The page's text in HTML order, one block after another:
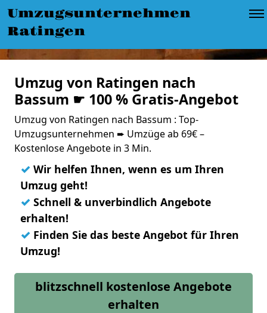
Umzugsunternehmen
Ratingen
Umzug von Ratingen nach
Bassum ☛ 100 % Gratis-Angebot
Umzug von Ratingen nach Bassum : Top-
Umzugsunternehmen ➨ Umzüge ab 69€ –
Kostenlose Angebote in 3 Min.
✓ Wir helfen Ihnen, wenn es um Ihren
Umzug geht!
✓ Schnell & unverbindlich Angebote
erhalten!
✓ Finden Sie das beste Angebot für Ihren
Umzug!
blitzschnell kostenlose Angebote
erhalten